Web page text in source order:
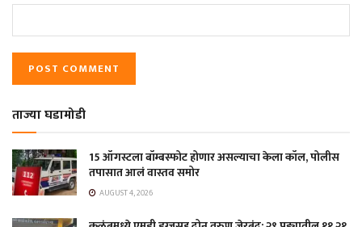
ताज्या घडामोडी
15 ऑगस्टला बॉम्बस्फोट होणार असल्याचा केला कॉल, पोलीस
तपासात आलं वास्तव समोर
AUGUST 4, 2026